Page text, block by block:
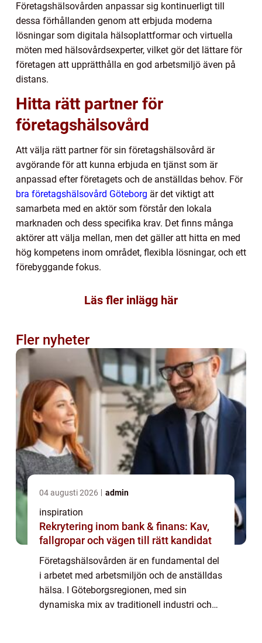
Företagshälsovården anpassar sig kontinuerligt till
dessa förhållanden genom att erbjuda moderna
lösningar som digitala hälsoplattformar och virtuella
möten med hälsovårdsexperter, vilket gör det lättare för
företagen att upprätthålla en god arbetsmiljö även på
distans.
Hitta rätt partner för
företagshälsovård
Att välja rätt partner för sin företagshälsovård är
avgörande för att kunna erbjuda en tjänst som är
anpassad efter företagets och de anställdas behov. För
bra företagshälsovård Göteborg är det viktigt att
samarbeta med en aktör som förstår den lokala
marknaden och dess specifika krav. Det finns många
aktörer att välja mellan, men det gäller att hitta en med
hög kompetens inom området, flexibla lösningar, och ett
förebyggande fokus.
Läs fler inlägg här
Fler nyheter
04 augusti 2026 admin
inspiration
Rekrytering inom bank & finans: Kav,
fallgropar och vägen till rätt kandidat
Företagshälsovården är en fundamental del
i arbetet med arbetsmiljön och de anställdas
hälsa. I Göteborgsregionen, med sin
dynamiska mix av traditionell industri och